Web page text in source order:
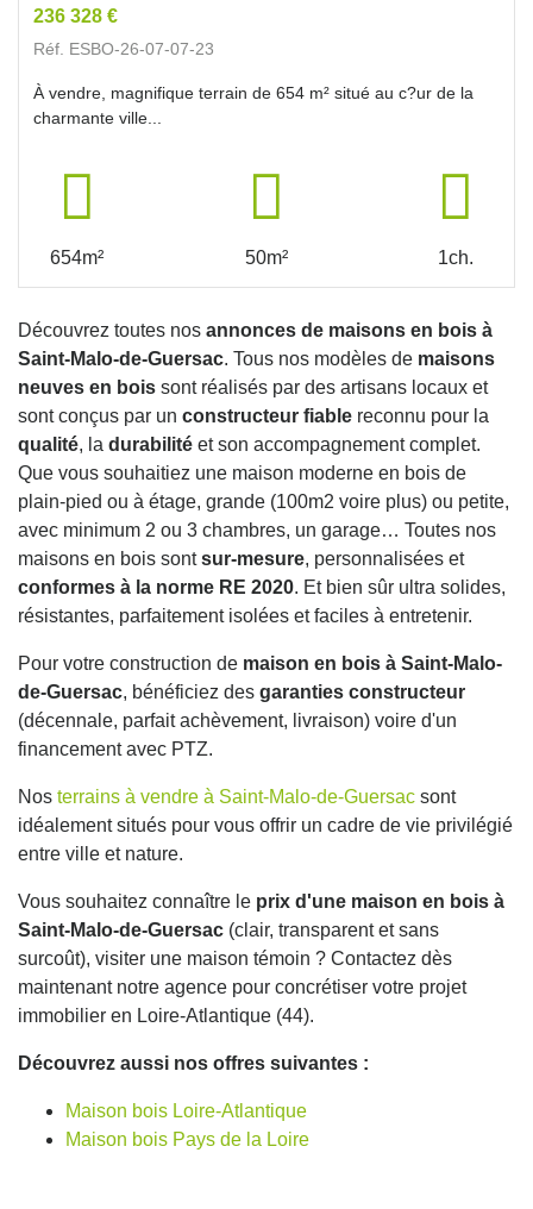
236 328 €
Réf. ESBO-26-07-07-23
À vendre, magnifique terrain de 654 m² situé au c?ur de la
charmante ville...
654m² 50m² 1ch.
Découvrez toutes nos annonces de maisons en bois à
Saint-Malo-de-Guersac. Tous nos modèles de maisons
neuves en bois sont réalisés par des artisans locaux et
sont conçus par un constructeur fiable reconnu pour la
qualité, la durabilité et son accompagnement complet.
Que vous souhaitiez une maison moderne en bois de
plain-pied ou à étage, grande (100m2 voire plus) ou petite,
avec minimum 2 ou 3 chambres, un garage… Toutes nos
maisons en bois sontsur-mesure, personnalisées et
conformes à la norme RE 2020. Et bien sûr ultra solides,
résistantes, parfaitement isolées et faciles à entretenir.
Pour votre construction de maison en bois à Saint-Malo-
de-Guersac, bénéficiez des garanties constructeur
(décennale, parfait achèvement, livraison) voire d'un
financement avec PTZ.
Nos terrains à vendre à Saint-Malo-de-Guersac sont
idéalement situés pour vous offrir un cadre de vie privilégié
entre ville et nature.
Vous souhaitez connaître le prix d'une maison en bois à
Saint-Malo-de-Guersac (clair, transparent et sans
surcoût), visiter une maison témoin ? Contactez dès
maintenant notre agence pour concrétiser votre projet
immobilier en Loire-Atlantique (44).
Découvrez aussi nos offres suivantes :
Maison bois Loire-Atlantique
Maison bois Pays de la Loire